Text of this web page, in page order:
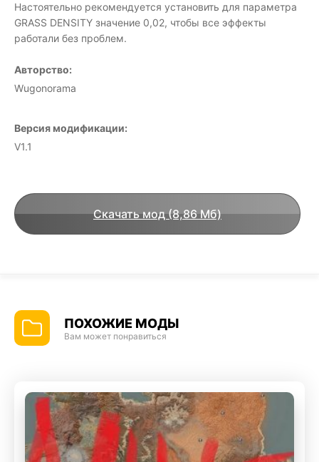
Настоятельно рекомендуется установить для параметра
GRASS DENSITY значение 0,02, чтобы все эффекты
работали без проблем.
Авторство:
Wugonorama
Версия модификации:
V1.1
Скачать мод (8,86 Мб)
ПОХОЖИЕ МОДЫ
Вам может понравиться